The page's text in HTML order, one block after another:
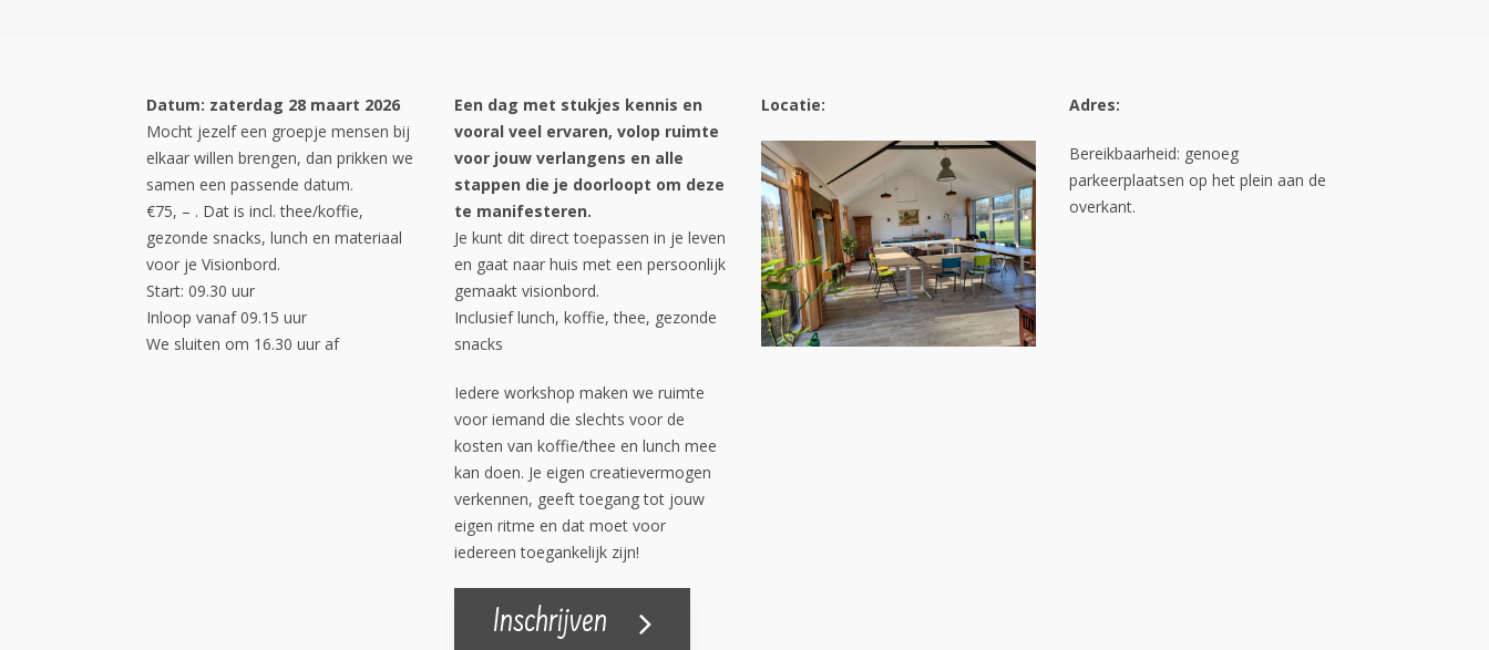
Datum: zaterdag 28 maart 2026
Mocht jezelf een groepje mensen bij
elkaar willen brengen, dan prikken we
samen een passende datum.
€75, – . Dat is incl. thee/koffie,
gezonde snacks, lunch en materiaal
voor je Visionbord.
Start: 09.30 uur
Inloop vanaf 09.15 uur
We sluiten om 16.30 uur af
Een dag met stukjes kennis en
vooral veel ervaren, volop ruimte
voor jouw verlangens en alle
stappen die je doorloopt om deze
te manifesteren.
Je kunt dit direct toepassen in je leven
en gaat naar huis met een persoonlijk
gemaakt visionbord.
Inclusief lunch, koffie, thee, gezonde
snacks
Iedere workshop maken we ruimte
voor iemand die slechts voor de
kosten van koffie/thee en lunch mee
kan doen. Je eigen creatievermogen
verkennen, geeft toegang tot jouw
eigen ritme en dat moet voor
iedereen toegankelijk zijn!
Inschrijven
Locatie: Adres:
Bereikbaarheid: genoeg
parkeerplaatsen op het plein aan de
overkant.